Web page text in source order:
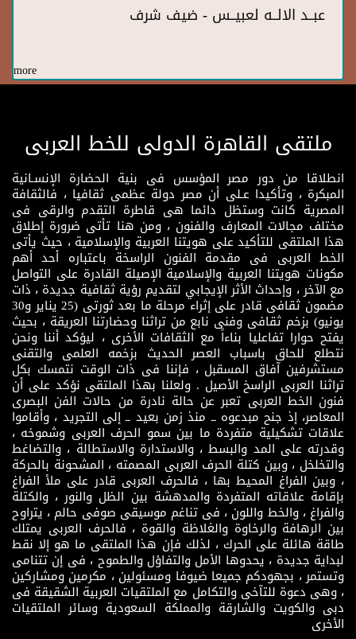
عبــد الالــه لعبيــس - ضيف شرف
more
ملتقى القاهرة الدولى للخط العربى
انطلاقا من دور مصر المؤسس فى بنية الحضارة الإنسـانية
المبكرة ، وتأكيدا عـلى أن مصر دولة عظمى ثقافيا ، فالثقافة
المصرية كانت وستظل دائما هى قاطرة التقدم والرقى فى
مختلف مجالات المعارف والفنون ، ومن هنا تأتى ضرورة إطلاق
هذا الملتقى للتأكيد على هويتنا العربية والإسلامية ، حيث يأتى
الخط العربى فى مقدمة الفنون الراسخة باعتباره أحد أهم
مكونات هويتنا العربية والإسلامية الإصيلة القادرة على التواصل
مع الآخر ، وإحداث الأثر الإيجابي لتقديم رؤية ثقافية جديدة ، ذات
مضمون ثقافى قادر على إثراء مرحلة ما بعد ثورتى (25 يناير و30
يونيو) بزخم ثقافى وفنى نابع من تراثنا وحضارتنا العريقة ، بحيث
يفتح حوارا تفاعليا بناءاً مع الثقافات الأخرى ، ليؤكد أننا ونحن
نتطلع للحاق باسباب العصر الحديث بزخمه العلمى والتقنى
مستشرفين آفاق المسقبل ، فإننا فى ذات الوقت نتمسك بكل
تراثنا العربى الراسخ الأصيل . ولعلنا بهذا الملتقى نؤكد على أن
فنون الخط العربى تعبر عن حالة نادرة من حالات الفن البصرى
المعاصر، إذ جنح مبدعوه ــ منذ زمن بعيد ــ إلى التجريد ، وأقاموا
علاقات تشكيلية متفردة ما بين سمو الحرف العربى وشموخه ،
وقدرته على المد والبسط ، والاستدارة والاستطالة ، والتضاغط
والتخلخل ، وبين كتلة الحرف العربى المصمته ، المشحونة بالحركة
، وبين الفراغ المحيط بها ، فالحرف العربى قادر على ملأ الفراغ
بإقامة علاقاته المتفردة والمدهشة بين الظل والنور ، والكتلة
والفراغ ، والخط واللون ، فى تناغم موسيقى صوفى حالم ، يتراوح
بين الرهافة والرخاوة والغلاظة والقوة ، فالحرف العربى يمتلك
طاقة هائلة على الحرك ، لذلك فإن هذا الملتقى ما هو إلا نقط
لبداية جديدة ، يحدوها الأمل والتفاؤل والطموح ، فى إن تتنامى
وتستمر ، بجهودكم جميعا ضيوفا ومسئولين ، مكرمين ومشاركين
، وهى دعوة للتآخى والتكامل مع الملتقيات العربية الشقيقة فى
دبى والكويت والشارقة والمملكة السعودية وسائر الملتقيات
الأخرى